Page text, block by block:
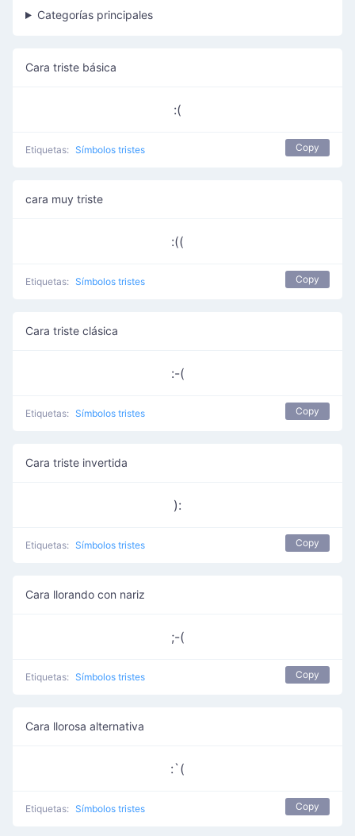
Categorías principales
Cara triste básica
:(
Etiquetas: Símbolos tristes Copy
cara muy triste
:((
Etiquetas: Símbolos tristes Copy
Cara triste clásica
:-(
Etiquetas: Símbolos tristes Copy
Cara triste invertida
):
Etiquetas: Símbolos tristes Copy
Cara llorando con nariz
;-(
Etiquetas: Símbolos tristes Copy
Cara llorosa alternativa
:`(
Etiquetas: Símbolos tristes Copy